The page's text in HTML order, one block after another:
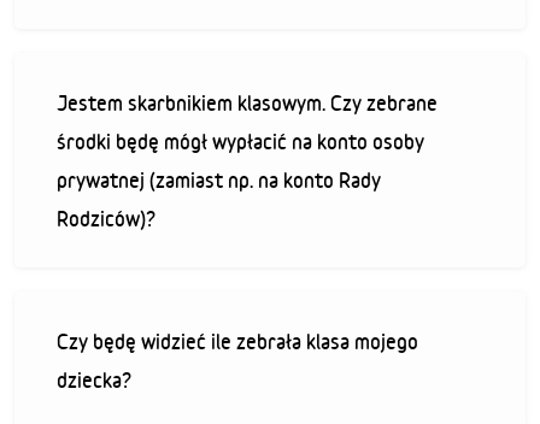
Jestem skarbnikiem klasowym. Czy zebrane
środki będę mógł wypłacić na konto osoby
prywatnej (zamiast np. na konto Rady
Rodziców)?
Czy będę widzieć ile zebrała klasa mojego
dziecka?